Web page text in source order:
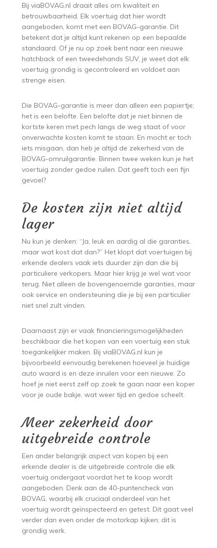
Bij viaBOVAG.nl draait alles om kwaliteit en
betrouwbaarheid. Elk voertuig dat hier wordt
aangeboden, komt met een BOVAG-garantie. Dit
betekent dat je altijd kunt rekenen op een bepaalde
standaard. Of je nu op zoek bent naar een nieuwe
hatchback of een tweedehands SUV, je weet dat elk
voertuig grondig is gecontroleerd en voldoet aan
strenge eisen.
Die BOVAG-garantie is meer dan alleen een papiertje;
het is een belofte. Een belofte dat je niet binnen de
kortste keren met pech langs de weg staat of voor
onverwachte kosten komt te staan. En mocht er toch
iets misgaan, dan heb je altijd de zekerheid van de
BOVAG-omruilgarantie. Binnen twee weken kun je het
voertuig zonder gedoe ruilen. Dat geeft toch een fijn
gevoel?
De kosten zijn niet altijd
lager
Nu kun je denken: “Ja, leuk en aardig al die garanties,
maar wat kost dat dan?” Het klopt dat voertuigen bij
erkende dealers vaak iets duurder zijn dan die bij
particuliere verkopers. Maar hier krijg je wel wat voor
terug. Niet alleen de bovengenoemde garanties, maar
ook service en ondersteuning die je bij een particulier
niet snel zult vinden.
Daarnaast zijn er vaak financieringsmogelijkheden
beschikbaar die het kopen van een voertuig een stuk
toegankelijker maken. Bij viaBOVAG.nl kun je
bijvoorbeeld eenvoudig berekenen hoeveel je huidige
auto waard is en deze inruilen voor een nieuwe. Zo
hoef je niet eerst zelf op zoek te gaan naar een koper
voor je oude bakje, wat weer tijd en gedoe scheelt.
Meer zekerheid door
uitgebreide controle
Een ander belangrijk aspect van kopen bij een
erkende dealer is de uitgebreide controle die elk
voertuig ondergaat voordat het te koop wordt
aangeboden. Denk aan de 40-puntencheck van
BOVAG, waarbij elk cruciaal onderdeel van het
voertuig wordt geïnspecteerd en getest. Dit gaat veel
verder dan even onder de motorkap kijken; dit is
grondig werk.